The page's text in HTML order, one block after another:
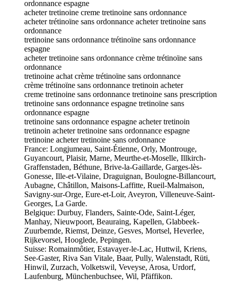
ordonnance espagne
acheter tretinoine creme tretinoine sans ordonnance
acheter trétinoïne sans ordonnance acheter tretinoine sans
ordonnance
tretinoine sans ordonnance trétinoïne sans ordonnance
espagne
acheter tretinoine sans ordonnance crème trétinoïne sans
ordonnance
tretinoine achat crème trétinoïne sans ordonnance
crème trétinoïne sans ordonnance tretinoin acheter
creme tretinoine sans ordonnance tretinoine sans prescription
tretinoine sans ordonnance espagne tretinoïne sans
ordonnance espagne
tretinoine sans ordonnance espagne acheter tretinoin
tretinoin acheter tretinoine sans ordonnance espagne
tretinoine acheter tretinoine sans ordonnance
France: Longjumeau, Saint-Étienne, Orly, Montrouge,
Guyancourt, Plaisir, Marne, Meurthe-et-Moselle, Illkirch-
Graffenstaden, Béthune, Brive-la-Gaillarde, Garges-lès-
Gonesse, Ille-et-Vilaine, Draguignan, Boulogne-Billancourt,
Aubagne, Châtillon, Maisons-Laffitte, Rueil-Malmaison,
Savigny-sur-Orge, Eure-et-Loir, Aveyron, Villeneuve-Saint-
Georges, La Garde.
Belgique: Durbuy, Flanders, Sainte-Ode, Saint-Léger,
Manhay, Nieuwpoort, Beauraing, Kapellen, Glabbeek-
Zuurbemde, Riemst, Deinze, Gesves, Mortsel, Heverlee,
Rijkevorsel, Hooglede, Pepingen.
Suisse: Romainmôtier, Estavayer-le-Lac, Huttwil, Kriens,
See-Gaster, Riva San Vitale, Baar, Pully, Walenstadt, Rüti,
Hinwil, Zurzach, Volketswil, Veveyse, Arosa, Urdorf,
Laufenburg, Münchenbuchsee, Wil, Pfäffikon.